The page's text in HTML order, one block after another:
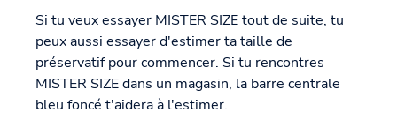
Si tu veux essayer MISTER SIZE tout de suite, tu
peux aussi essayer d'estimer ta taille de
préservatif pour commencer. Si tu rencontres
MISTER SIZE dans un magasin, la barre centrale
bleu foncé t'aidera à l'estimer.